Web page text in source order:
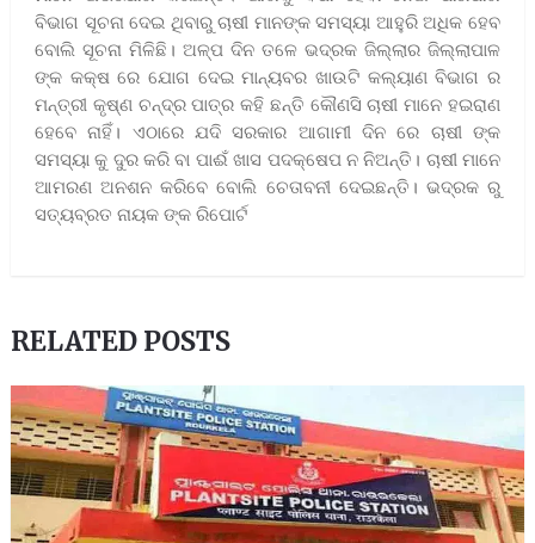
ବିଭାଗ ସୂଚନା ଦେଇ ଥିବାରୁ ଚାଷୀ ମାନଙ୍କ ସମସ୍ୟା ଆହୁରି ଅଧିକ ହେବ
ବୋଲି ସୂଚନା ମିଳିଛି। ଅଳ୍ପ ଦିନ ତଳେ ଭଦ୍ରକ ଜିଲ୍ଲାର ଜିଲ୍ଲାପାଳ
ଙ୍କ କକ୍ଷ ରେ ଯୋଗ ଦେଇ ମାନ୍ୟବର ଖାଉଟି କଲ୍ୟାଣ ବିଭାଗ ର
ମନ୍ତ୍ରୀ କୃଷ୍ଣ ଚନ୍ଦ୍ର ପାତ୍ର କହି ଛନ୍ତି କୌଣସି ଚାଷୀ ମାନେ ହଇରାଣ
ହେବେ ନାହିଁ। ଏଠାରେ ଯଦି ସରକାର ଆଗାମୀ ଦିନ ରେ ଚାଷୀ ଙ୍କ
ସମସ୍ୟା କୁ ଦୁର କରି ବା ପାଈଁ ଖାସ ପଦକ୍ଷେପ ନ ନିଅନ୍ତି। ଚାଷୀ ମାନେ
ଆମରଣ ଅନଶନ କରିବେ ବୋଲି ଚେତାବନୀ ଦେଇଛନ୍ତି। ଭଦ୍ରକ ରୁ
ସତ୍ୟବ୍ରତ ନାୟକ ଙ୍କ ରିପୋର୍ଟ
RELATED POSTS